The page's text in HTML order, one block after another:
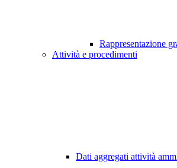
Rappresentazione
Attività e procedimenti
Dati aggregati attività